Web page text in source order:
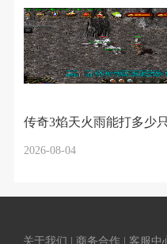
传奇3焰天火雨能打多少
2026-08-04
关于我们 | 商务合作 | 客服